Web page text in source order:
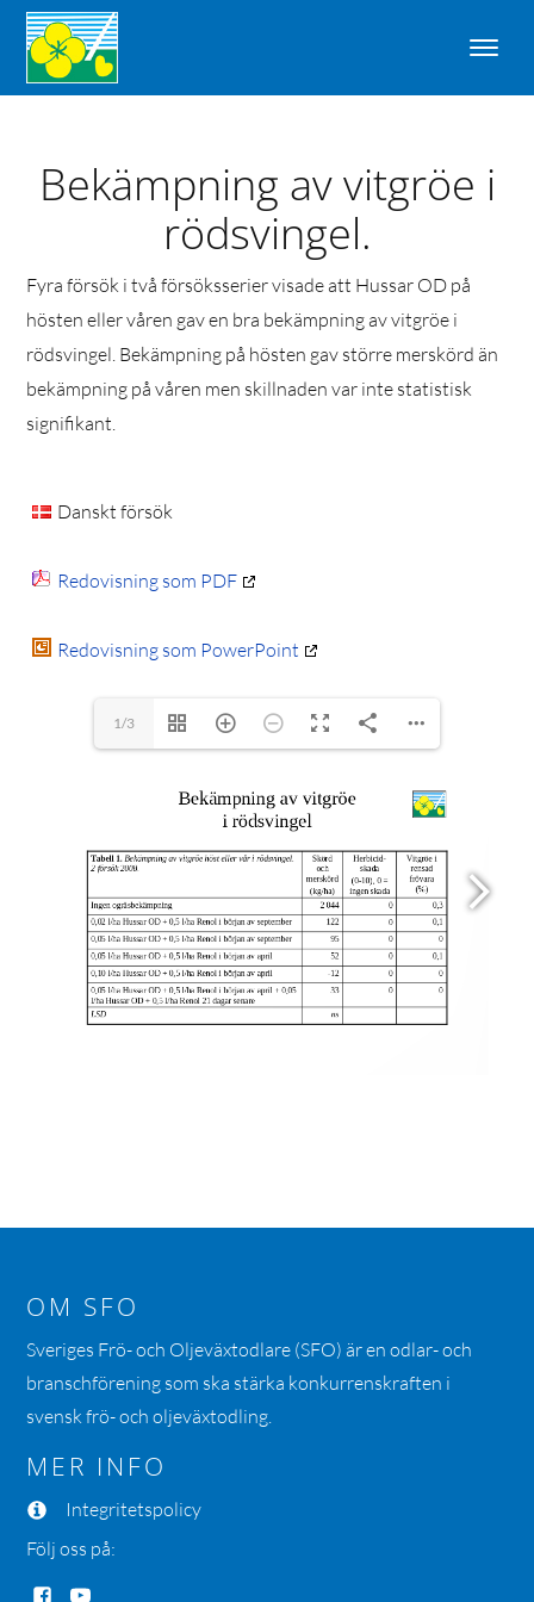
Bekämpning av vitgröe i
rödsvingel.
Fyra försök i två försöksserier visade att Hussar OD på
hösten eller våren gav en bra bekämpning av vitgröe i
rödsvingel. Bekämpning på hösten gav större merskörd än
bekämpning på våren men skillnaden var inte statistisk
signifikant.
Danskt försök
Redovisning som PDF
Redovisning som PowerPoint
1/3
OM SFO
Sveriges Frö- och Oljeväxtodlare (SFO) är en odlar- och
branschförening som ska stärka konkurrenskraften i
svensk frö- och oljeväxtodling.
MER INFO
Integritetspolicy
Följ oss på: